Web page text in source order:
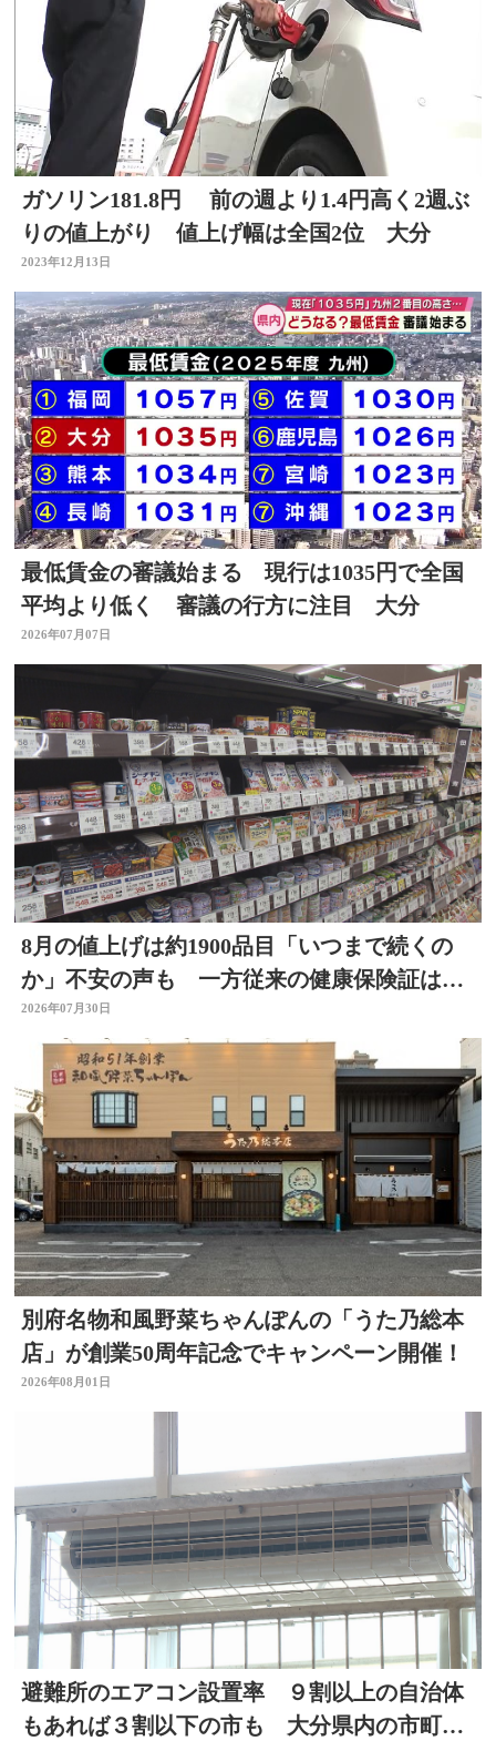
ガソリン181.8円 前の週より1.4円高く2週ぶ
りの値上がり 値上げ幅は全国2位 大分
2023年12月13日
最低賃金の審議始まる 現行は1035円で全国
平均より低く 審議の行方に注目 大分
2026年07月07日
8月の値上げは約1900品目「いつまで続くの
か」不安の声も 一方従来の健康保険証は使
用不可に
2026年07月30日
別府名物和風野菜ちゃんぽんの「うた乃総本
店」が創業50周年記念でキャンペーン開催！
2026年08月01日
避難所のエアコン設置率 ９割以上の自治体
もあれば３割以下の市も 大分県内の市町村